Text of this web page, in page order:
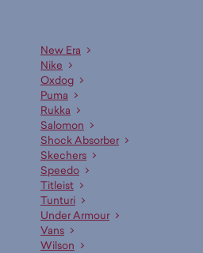
New Era
Nike
Oxdog
Puma
Rukka
Salomon
Shock Absorber
Skechers
Speedo
Titleist
Tunturi
Under Armour
Vans
Wilson